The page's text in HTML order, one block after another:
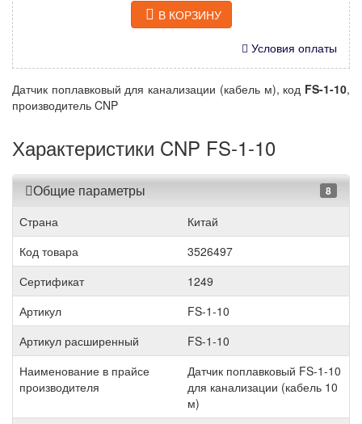
В КОРЗИНУ
Условия оплаты
Датчик поплавковый для канализации (кабель м), код FS-1-10,
производитель CNP
Характеристики CNP FS-1-10
Общие параметры 8
Страна
Китай
Код товара
3526497
Сертификат
1249
Артикул
FS-1-10
Артикул расширенный
FS-1-10
Наименование в прайсе
производителя
Датчик поплавковый FS-1-10
для канализации (кабель 10
м)